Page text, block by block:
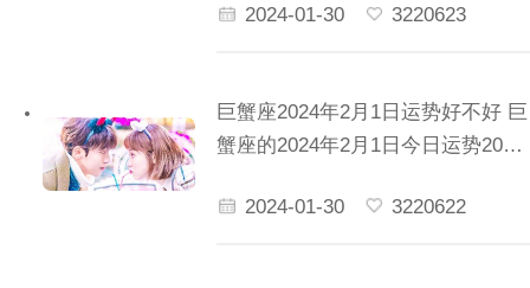
2024-01-30
3220623
巨蟹座2024年2月1日运势好不好 巨
蟹座的2024年2月1日今日运势2024
2024-01-30
3220622